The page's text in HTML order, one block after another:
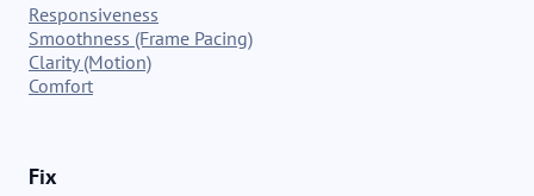
Responsiveness
Smoothness (Frame Pacing)
Clarity (Motion)
Comfort
Fix